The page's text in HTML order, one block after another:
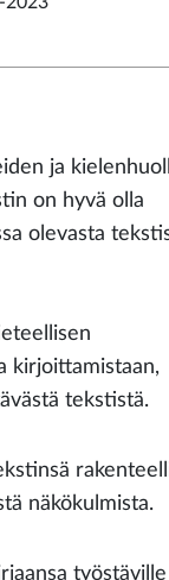
ja
on hyvä olla
olevasta
kirjoittamistaan,
tekstistä.
näkökulmista.
työstäville